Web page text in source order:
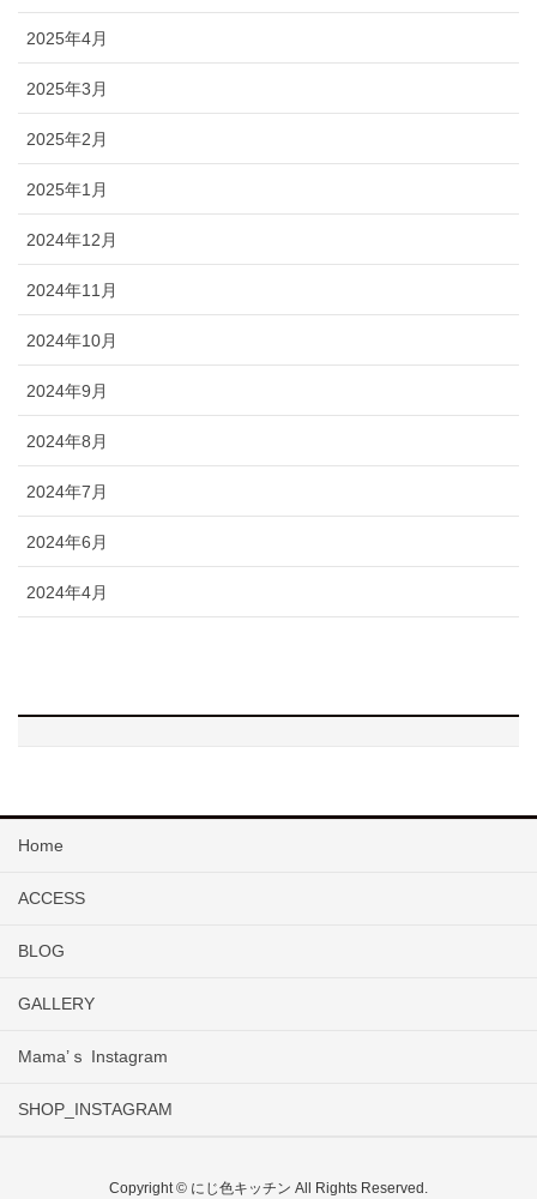
2025年4月
2025年3月
2025年2月
2025年1月
2024年12月
2024年11月
2024年10月
2024年9月
2024年8月
2024年7月
2024年6月
2024年4月
Home
ACCESS
BLOG
GALLERY
Mama’ｓ Instagram
SHOP_INSTAGRAM
Copyright © にじ色キッチン All Rights Reserved.